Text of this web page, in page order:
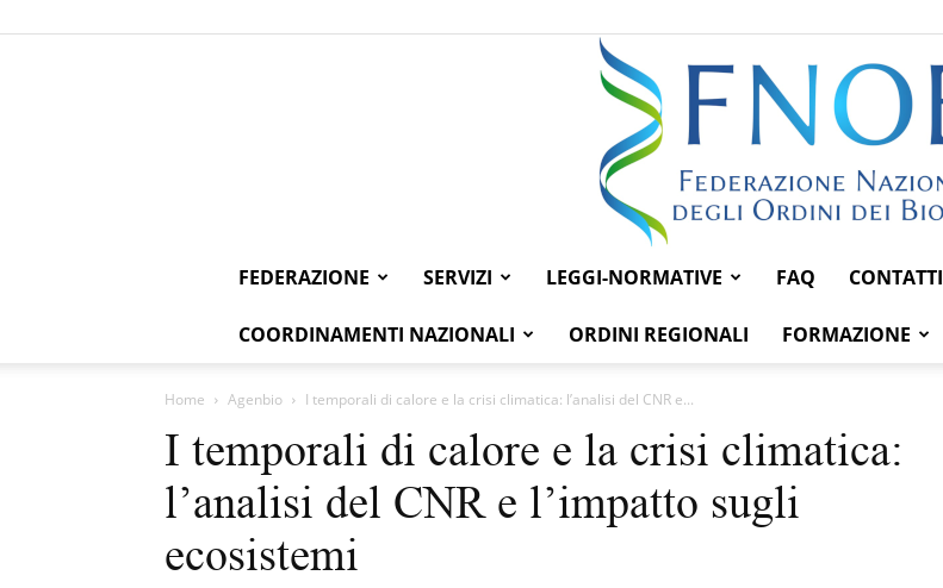
Federazione
FEDERAZIONE SERVIZI LEGGI-NORMATIVE FAQ CONTATTI
COORDINAMENTI NAZIONALI ORDINI REGIONALI FORMAZIONE
Home Agenbio I temporali di calore e la crisi climatica: l’analisi del CNR e...
I temporali di calore e la crisi climatica:
l’analisi del CNR e l’impatto sugli
ecosistemi